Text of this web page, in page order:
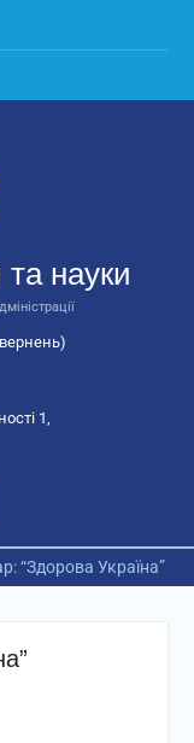
науки
1,
“Здорова Україна”